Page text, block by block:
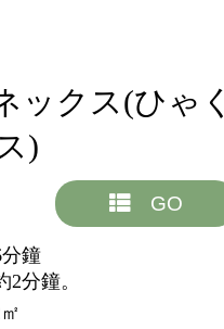
ックス(ひゃ
)
GO
鐘
分鐘。